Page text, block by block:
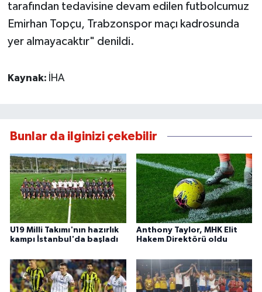
tarafından tedavisine devam edilen futbolcumuz
Emirhan Topçu, Trabzonspor maçı kadrosunda
yer almayacaktır" denildi.
Kaynak: İHA
Bunlar da ilginizi çekebilir
U19 Milli Takımı'nın hazırlık
kampı İstanbul'da başladı
Anthony Taylor, MHK Elit
Hakem Direktörü oldu